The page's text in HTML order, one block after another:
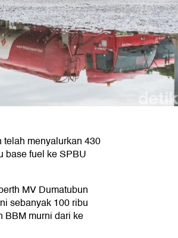
menyalurkan 430
base fuel ke SPBU
MV Dumatubun
sebanyak 100 ribu
BBM murni dari ke